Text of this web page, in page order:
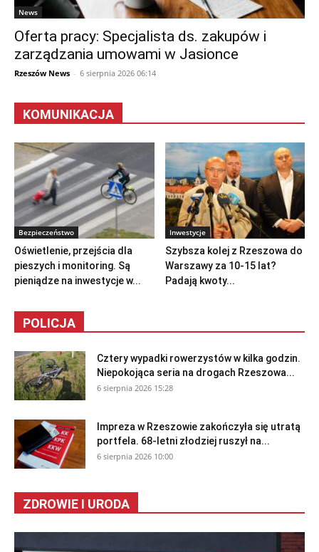
News
Oferta pracy: Specjalista ds. zakupów i
zarządzania umowami w Jasionce
Rzeszów News - 6 sierpnia 2026 06:14
KOMUNIKACJA
Bezpieczeństwo
Oświetlenie, przejścia dla
pieszych i monitoring. Są
pieniądze na inwestycje w...
Inwestycje
Szybsza kolej z Rzeszowa do
Warszawy za 10-15 lat?
Padają kwoty...
POLICJA
Cztery wypadki rowerzystów w kilka godzin.
Niepokojąca seria na drogach Rzeszowa...
6 sierpnia 2026 15:28
Impreza w Rzeszowie zakończyła się utratą
portfela. 68-letni złodziej ruszył na...
6 sierpnia 2026 10:00
ZDROWIE I URODA